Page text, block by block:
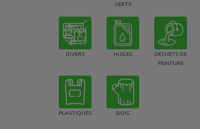
VERTS
DIVERS HUILES
DÉCHETS DE
PEINTURE
PLASTIQUES BOIS